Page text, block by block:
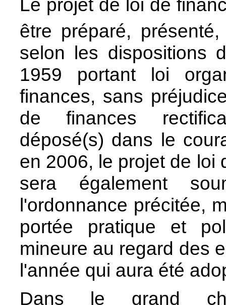
Le projet de loi de
être préparé,
selon les dispositions
1959 portant loi
finances, sans
de finances
déposé(s) dans le
en 2006, le projet de loi
sera également
l'ordonnance précitée,
portée pratique et
mineure au regard des
l'année qui aura été
Dans le grand